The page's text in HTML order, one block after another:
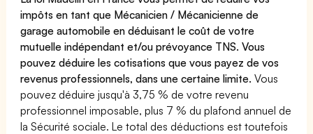
impôts en tant que Mécanicien / Mécanicienne de
garage automobile en déduisant le coût de votre
mutuelle indépendant et/ou prévoyance TNS. Vous
pouvez déduire les cotisations que vous payez de vos
revenus professionnels, dans une certaine limite.Vous
pouvez déduire jusqu'à 3,75 % de votre revenu
professionnel imposable, plus 7 % du plafond annuel de
la Sécurité sociale. Le total des déductions est toutefois